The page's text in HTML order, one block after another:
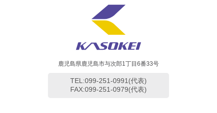
鹿児島県鹿児島市与次郎1丁目6番33号
TEL:099-251-0991(代表)
FAX:099-251-0979(代表)